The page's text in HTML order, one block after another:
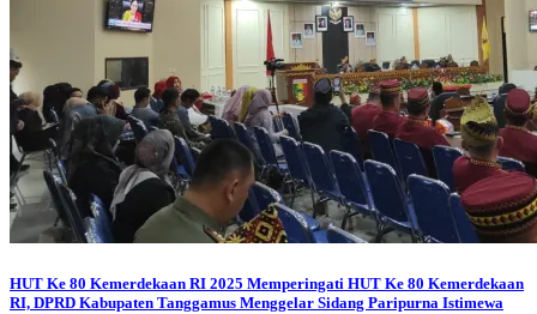
HUT Ke 80 Kemerdekaan RI 2025 Memperingati HUT Ke 80 Kemerdekaan
RI, DPRD Kabupaten Tanggamus Menggelar Sidang Paripurna Istimewa